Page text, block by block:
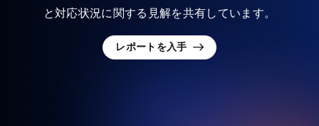
と対応状況に関する見解を共有しています。
レポートを入手